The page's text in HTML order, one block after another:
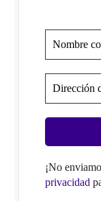
¡No
privacidad